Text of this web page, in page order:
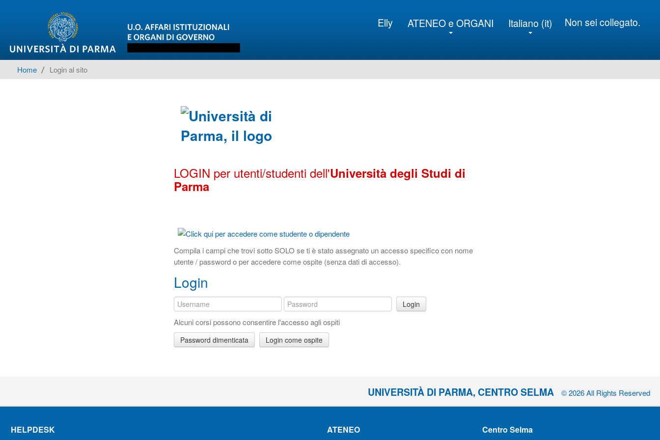
Elly Non sei collegato.
ATENEO e ORGANI Italiano ‎(it)‎
Home ▶︎ Login al sito
LOGIN per utenti/studenti dell'Università degli Studi di
Parma
Compila i campi che trovi sotto SOLO se ti è stato assegnato un accesso specifico con nome
utente / password o per accedere come ospite (senza dati di accesso).
Login
Login
Alcuni corsi possono consentire l'accesso agli ospiti
Password dimenticata
UNIVERSITÀ DI PARMA, CENTRO SELMA © 2026 All Rights Reserved
HELPDESK ATENEO Centro Selma